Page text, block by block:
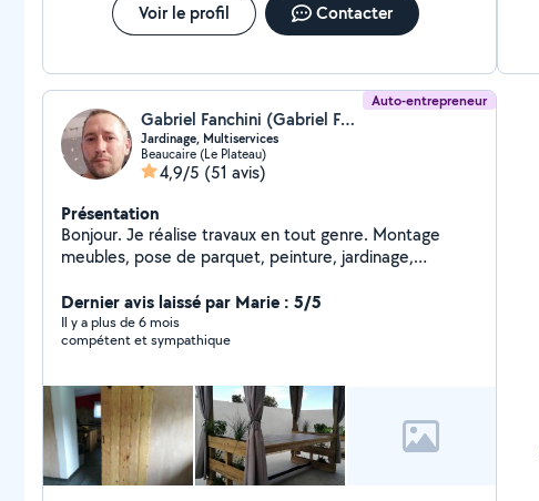
Voir le profil Contacter
Auto-entrepreneur
Gabriel Fanchini (Gabriel Fanchini aménagement)
Jardinage, Multiservices
Beaucaire (Le Plateau)
4,9/5 (51 avis)
Présentation
Bonjour. Je réalise travaux en tout genre. Montage
meubles, pose de parquet, peinture, jardinage,
également des meubles sur mesure. Travail sérieux et
soigné.
Dernier avis laissé par Marie : 5/5
Il y a plus de 6 mois
compétent et sympathique